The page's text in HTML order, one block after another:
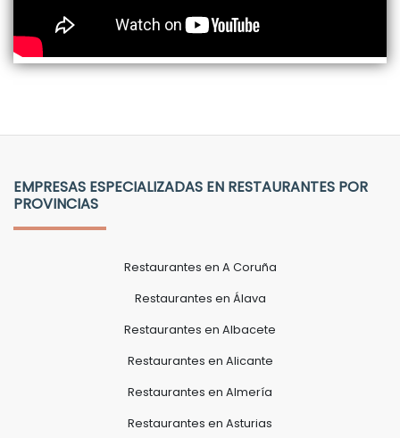
EMPRESAS ESPECIALIZADAS EN RESTAURANTES POR
PROVINCIAS
Restaurantes en A Coruña
Restaurantes en Álava
Restaurantes en Albacete
Restaurantes en Alicante
Restaurantes en Almería
Restaurantes en Asturias